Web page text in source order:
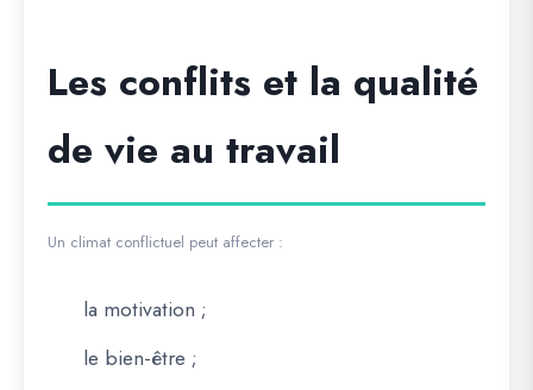
Les conflits et la qualité
de vie au travail
Un climat conflictuel peut affecter :
la motivation ;
le bien-être ;